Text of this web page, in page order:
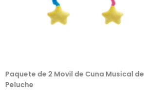
Paquete de 2 Movil de Cuna Musical de
Peluche